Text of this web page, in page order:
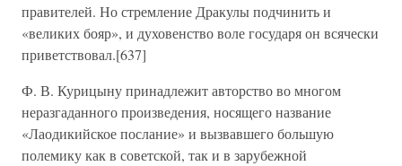
правителей. Но стремление Дракулы подчинить и
«великих бояр», и духовенство воле государя он всячески
приветствовал.[637]
Ф. В. Курицыну принадлежит авторство во многом
неразгаданного произведения, носящего название
«Лаодикийское послание» и вызвавшего большую
полемику как в советской, так и в зарубежной